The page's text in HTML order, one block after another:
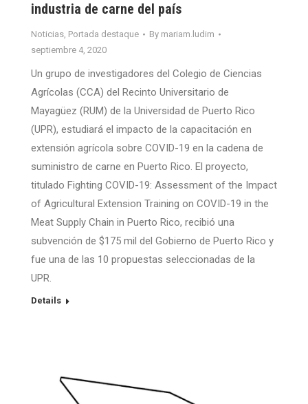
industria de carne del país
Noticias, Portada destaque By mariam.ludim
septiembre 4, 2020
Un grupo de investigadores del Colegio de Ciencias
Agrícolas (CCA) del Recinto Universitario de
Mayagüez (RUM) de la Universidad de Puerto Rico
(UPR), estudiará el impacto de la capacitación en
extensión agrícola sobre COVID-19 en la cadena de
suministro de carne en Puerto Rico. El proyecto,
titulado Fighting COVID-19: Assessment of the Impact
of Agricultural Extension Training on COVID-19 in the
Meat Supply Chain in Puerto Rico, recibió una
subvención de $175 mil del Gobierno de Puerto Rico y
fue una de las 10 propuestas seleccionadas de la
UPR.
Details